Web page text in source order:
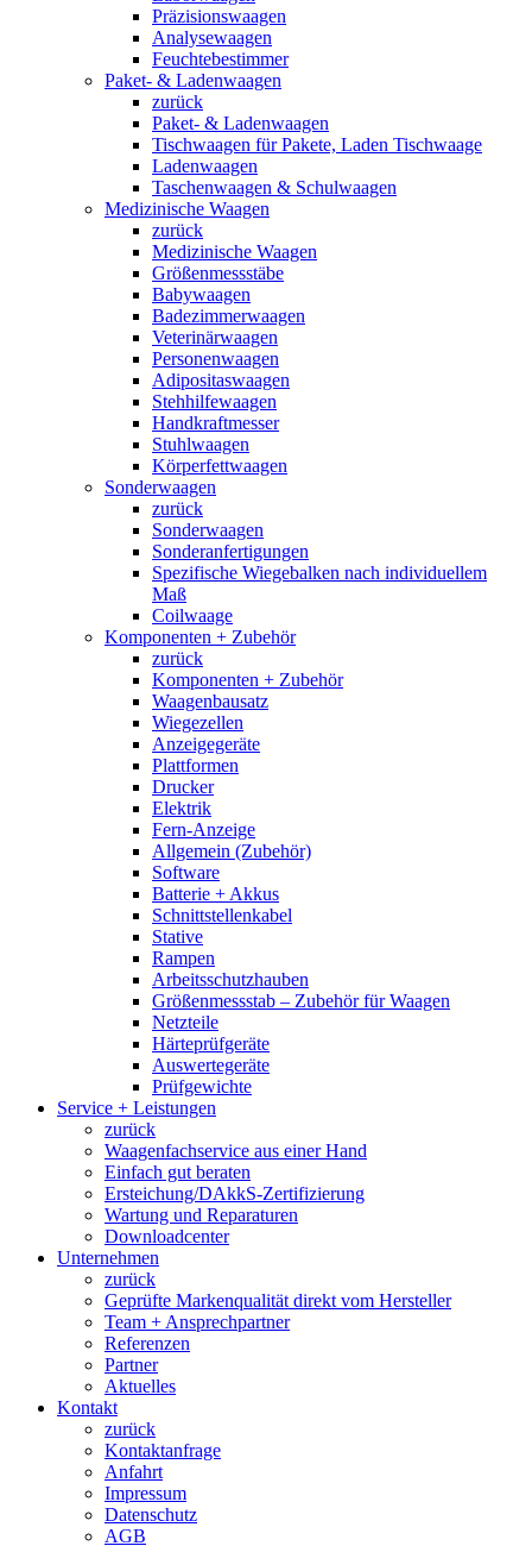
Präzisionswaagen
Analysewaagen
Feuchtebestimmer
Paket- & Ladenwaagen
zurück
Paket- & Ladenwaagen
Tischwaagen für Pakete, Laden Tischwaage
Ladenwaagen
Taschenwaagen & Schulwaagen
Medizinische Waagen
zurück
Medizinische Waagen
Größenmessstäbe
Babywaagen
Badezimmerwaagen
Veterinärwaagen
Personenwaagen
Adipositaswaagen
Stehhilfewaagen
Handkraftmesser
Stuhlwaagen
Körperfettwaagen
Sonderwaagen
zurück
Sonderwaagen
Sonderanfertigungen
Spezifische Wiegebalken nach individuellem
Maß
Coilwaage
Komponenten + Zubehör
zurück
Komponenten + Zubehör
Waagenbausatz
Wiegezellen
Anzeigegeräte
Plattformen
Drucker
Elektrik
Fern-Anzeige
Allgemein (Zubehör)
Software
Batterie + Akkus
Schnittstellenkabel
Stative
Rampen
Arbeitsschutzhauben
Größenmessstab – Zubehör für Waagen
Netzteile
Härteprüfgeräte
Auswertegeräte
Prüfgewichte
Service + Leistungen
zurück
Waagenfachservice aus einer Hand
Einfach gut beraten
Ersteichung/DAkkS-Zertifizierung
Wartung und Reparaturen
Downloadcenter
Unternehmen
zurück
Geprüfte Markenqualität direkt vom Hersteller
Team + Ansprechpartner
Referenzen
Partner
Aktuelles
Kontakt
zurück
Kontaktanfrage
Anfahrt
Impressum
Datenschutz
AGB